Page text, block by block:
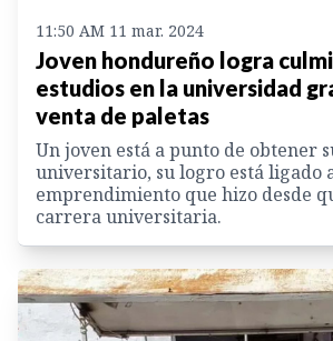
11:50 AM 11 mar. 2024
Joven hondureño logra
estudios en la universidad
venta de paletas
Un joven está a punto de obtener
universitario, su logro está ligado
emprendimiento que hizo desde
carrera universitaria.